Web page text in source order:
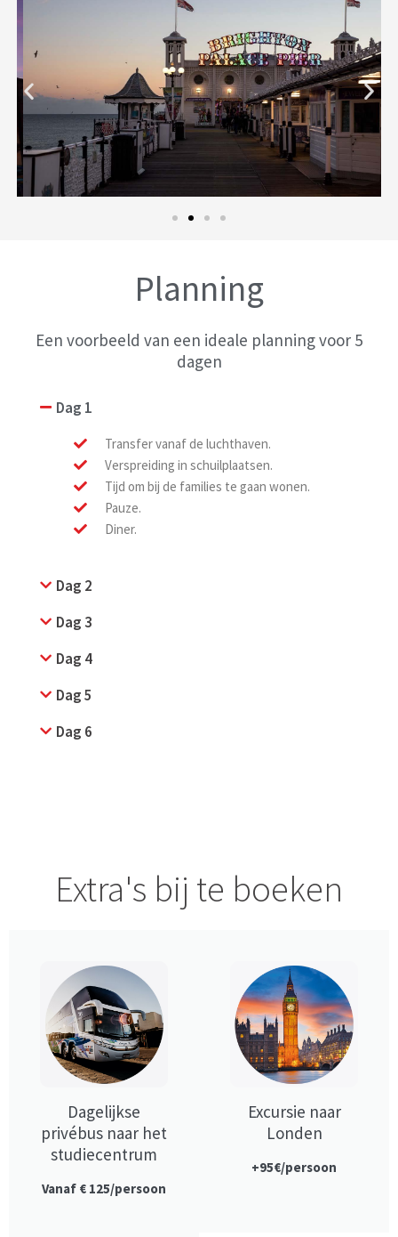
Planning
Een voorbeeld van een ideale planning voor 5
dagen
Dag 1
Transfer vanaf de luchthaven.
Verspreiding in schuilplaatsen.
Tijd om bij de families te gaan wonen.
Pauze.
Diner.
Dag 2
Dag 3
Dag 4
Dag 5
Dag 6
Extra's bij te boeken
Dagelijkse
privébus naar het
studiecentrum
Vanaf € 125/persoon
Excursie naar
Londen
+95€/persoon